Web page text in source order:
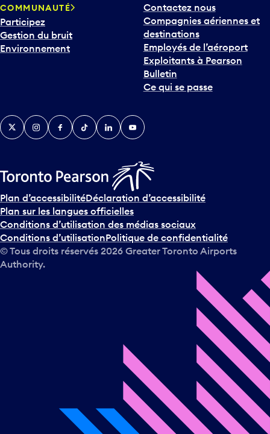
COMMUNAUTÉ
Participez
Gestion du bruit
Environnement
Contactez nous
Compagnies aériennes et
destinations
Employés de l’aéroport
Exploitants à Pearson
Bulletin
Ce qui se passe
TwitterInstagramFacebook
TikTokLinkedInYouTube
Plan d’accessibilitéDéclaration d’accessibilité
Plan sur les langues officielles
Conditions d’utilisation des médias sociaux
Conditions d’utilisationPolitique de confidentialité
© Tous droits réservés 2026 Greater Toronto Airports
Authority.